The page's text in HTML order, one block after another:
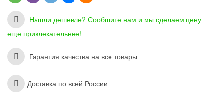
Нашли дешевле? Сообщите нам и мы сделаем цену
еще привлекательнее!
Гарантия качества на все товары
Доставка по всей России